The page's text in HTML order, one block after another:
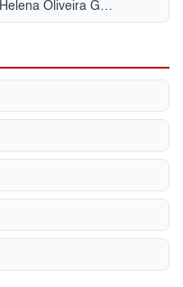
Condomínio Residencial Maria Helena Oliveira Garcia Vila Assunção